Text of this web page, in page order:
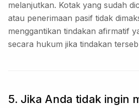
melanjutkan. Kotak yang sudah
atau penerimaan pasif tidak
menggantikan tindakan afirmatif
secara hukum jika tindakan
5. Jika Anda tidak ingin